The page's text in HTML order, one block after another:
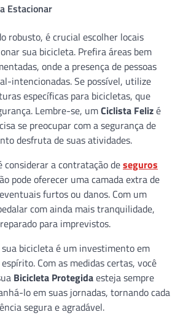
Estacionar
robusto, é crucial escolher locais
sua bicicleta. Prefira áreas bem
onde a presença de pessoas
intencionadas. Se possível, utilize
específicas para bicicletas, que
Lembre-se, umCiclista Felizé
se preocupar com a segurança de
desfruta de suas atividades.
considerar a contratação deseguros
pode oferecer uma camada extra de
furtos ou danos. Com um
com ainda mais tranquilidade,
para imprevistos.
bicicleta é um investimento em
Com as medidas certas, você
Bicicleta Protegidaesteja sempre
lo em suas jornadas, tornando cada
segura e agradável.